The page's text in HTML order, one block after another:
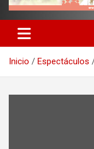
Inicio Espectáculos